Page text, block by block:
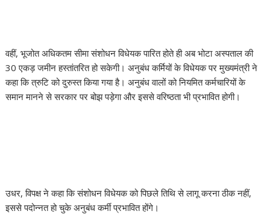
वहीं, भूजोत अधिकतम सीमा संशोधन विधेयक पारित होते ही अब भोटा अस्पताल की
30 एकड़ जमीन हस्तांतरित हो सकेगी। अनुबंध कर्मियों के विधेयक पर मुख्यमंत्री ने
कहा कि त्रुटि को दुरुस्त किया गया है। अनुबंध वालों को नियमित कर्मचारियों के
समान मानने से सरकार पर बोझ पड़ेगा और इससे वरिष्ठता भी प्रभावित होगी।
उधर, विपक्ष ने कहा कि संशोधन विधेयक को पिछले तिथि से लागू करना ठीक नहीं,
इससे पदोन्नत हो चुके अनुबंध कर्मी प्रभावित होंगे।